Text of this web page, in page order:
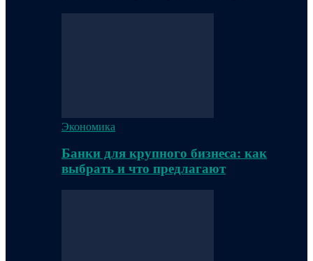
Экономика
Банки для крупного бизнеса: как
выбрать и что предлагают